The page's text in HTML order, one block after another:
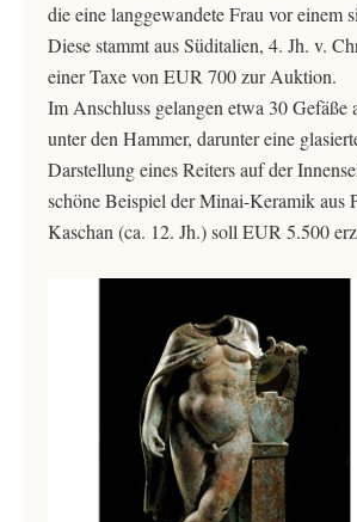
die eine langgewandete Frau vor einem
Diese stammt aus Süditalien, 4. Jh. v.
einer Taxe von EUR 700 zur Auktion.
Im Anschluss gelangen etwa 30 Gefäße
unter den Hammer, darunter eine
Darstellung eines Reiters auf der
schöne Beispiel der Minai-Keramik aus
Kaschan (ca. 12. Jh.) soll EUR 5.500